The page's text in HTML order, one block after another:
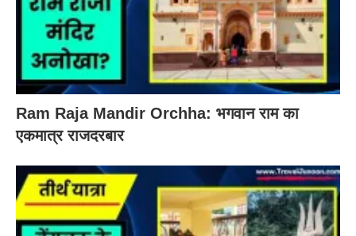
Ram Raja Mandir Orchha: भगवान राम का
एकमात्र राजदरबार